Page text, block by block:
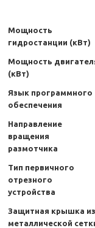
Мощность
гидростанции (кВт)
Мощность
(кВт)
Язык программного
обеспечения
Направление
вращения
размотчика
Тип первичного
отрезного
устройства
Защитная крышка из
металлической